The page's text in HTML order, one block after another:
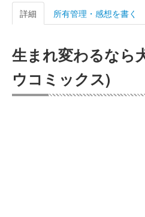
ログイン
購入管理
Myシェルフ
詳細 所有管理・感想を書く
生まれ変わるなら
ウコミックス)